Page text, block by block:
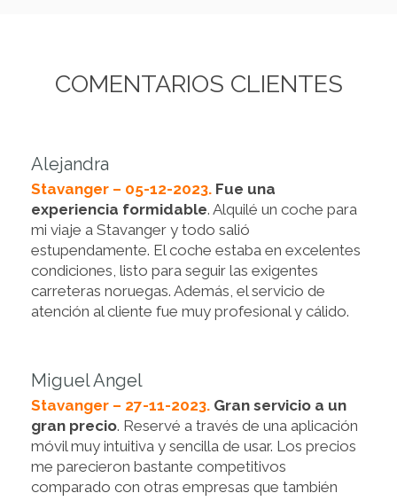
COMENTARIOS CLIENTES
Alejandra
Stavanger – 05-12-2023. Fue una
experiencia formidable. Alquilé un coche para
mi viaje a Stavanger y todo salió
estupendamente. El coche estaba en excelentes
condiciones, listo para seguir las exigentes
carreteras noruegas. Además, el servicio de
atención al cliente fue muy profesional y cálido.
Miguel Angel
Stavanger – 27-11-2023. Gran servicio a un
gran precio. Reservé a través de una aplicación
móvil muy intuitiva y sencilla de usar. Los precios
me parecieron bastante competitivos
comparado con otras empresas que también